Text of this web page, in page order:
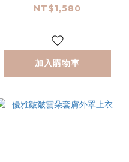
NT$1,580
加入購物車